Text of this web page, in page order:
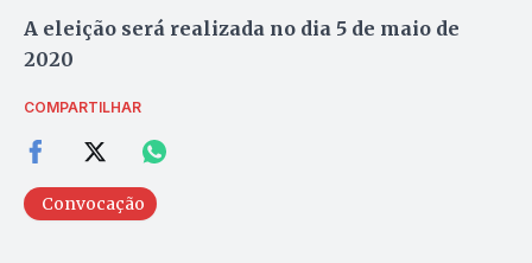
A eleição será realizada no dia 5 de maio de
2020
COMPARTILHAR
Convocação